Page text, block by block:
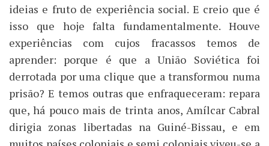
ideias e fruto de experiência social. E creio que é
isso que hoje falta fundamentalmente. Houve
experiências com cujos fracassos temos de
aprender: porque é que a União Soviética foi
derrotada por uma clique que a transformou numa
prisão? E temos outras que enfraqueceram: repara
que, há pouco mais de trinta anos, Amílcar Cabral
dirigia zonas libertadas na Guiné-Bissau, e em